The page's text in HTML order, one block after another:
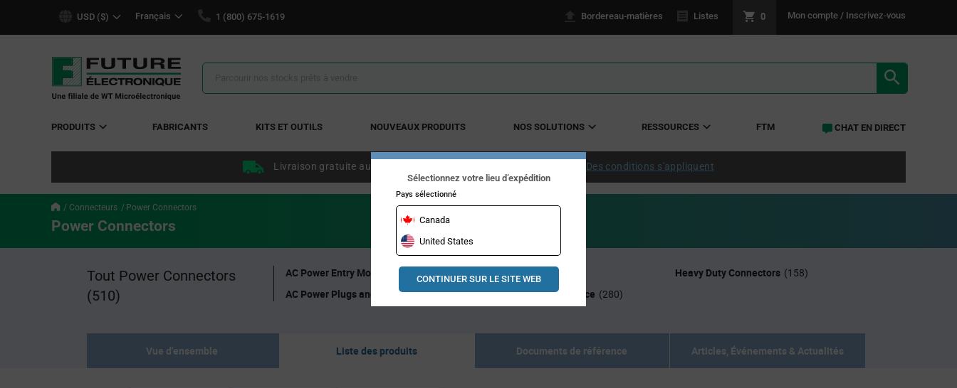
USD ($) Français 1 (800) 675-1619 Bordereau-matières Listes 0 Mon compte / Inscrivez-vous
Résultats
la
PRODUITS FABRICANTS KITS ET OUTILS NOUVEAUX PRODUITS NOS SOLUTIONS RESSOURCES FTM CHAT EN DIRECT
Livraison gratuite aux États-Unis continentaux à partir de 50 $ US. Des conditions s'appliquent
Connecteurs Power Connectors
Power Connectors
Tout Power Connectors
(510)
AC Power Entry Modules Bus Bar Connectors Heavy Duty Connectors (158)
AC Power Plugs and Receptacles (9) C.c. - prises de puissance (280)
Vue d'ensemble Liste des produits Documents de référence Articles, Événements & Actualités
Sélectionnez votre lieu d’expédition
Pays sélectionné
Canada
United States
CONTINUER SUR LE SITE WEB